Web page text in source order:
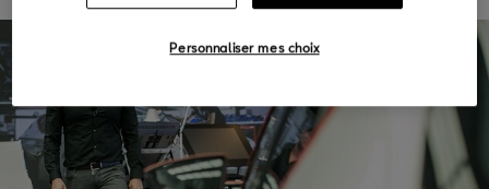
Personnaliser mes choix